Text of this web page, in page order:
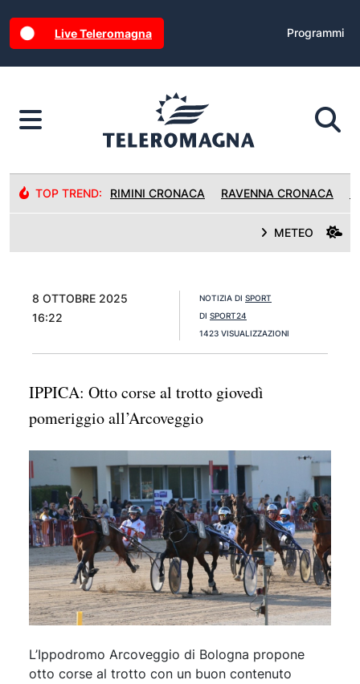
Live Teleromagna Programmi
TOP TREND: RIMINI CRONACA RAVENNA CRONACA
METEO
8 OTTOBRE 2025
16:22
NOTIZIA DI SPORT
DI SPORT24
1423 VISUALIZZAZIONI
IPPICA: Otto corse al trotto giovedì
pomeriggio all’Arcoveggio
L’Ippodromo Arcoveggio di Bologna propone
otto corse al trotto con un buon contenuto